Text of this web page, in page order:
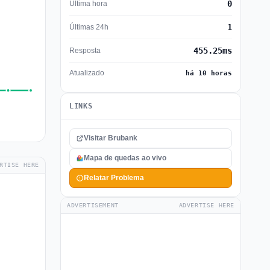
HERE
Última hora 0
Últimas 24h 1
Resposta 455.25ms
Atualizado há 10 horas
LINKS
Visitar Brubank
Mapa de quedas ao vivo
Relatar Problema
ADVERTISEMENT ADVERTISE HERE